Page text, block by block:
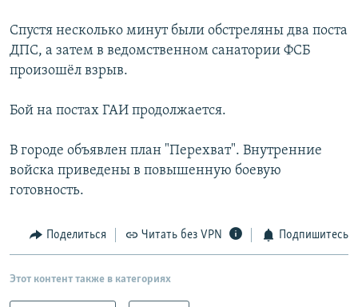
Все сайты РСЕ/РС
Спустя несколько минут были обстреляны два поста
ДПС, а затем в ведомственном санатории ФСБ
произошёл взрыв.
Бой на постах ГАИ продолжается.
В городе объявлен план "Перехват". Внутренние
войска приведены в повышенную боевую
готовность.
Поделиться Читать без VPN Подпишитесь
Этот контент также в категориях